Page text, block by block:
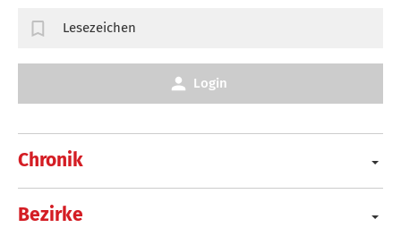
Chronik
Bezirke
Lesezeichen
Login